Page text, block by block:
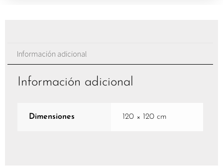
Información adicional
Información adicional
Dimensiones 120 × 120 cm